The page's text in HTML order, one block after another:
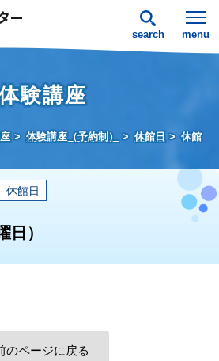
search menu
験講座
体験講座（予約制） 休館日
休館
休館日
日）
のページに戻る